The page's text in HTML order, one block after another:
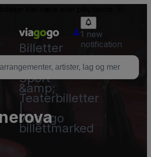
Billetter
–
Konsert,
Sport
&amp;
Teaterbilletter
viagogo
billettmarked
1 new
notification